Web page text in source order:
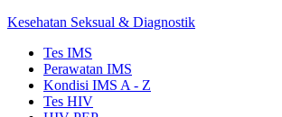
Kesehatan Seksual & Diagnostik
Tes IMS
Perawatan IMS
Kondisi IMS A - Z
Tes HIV